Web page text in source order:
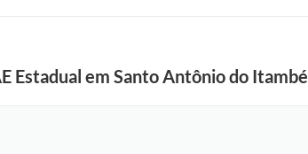
Estadual em Santo Antônio do Itambé